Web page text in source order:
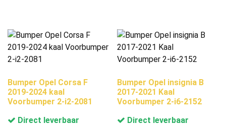
Bumper Opel Corsa F
2019-2024 kaal
Voorbumper 2-i2-2081
Direct leverbaar
Bumper Opel insignia B
2017-2021 Kaal
Voorbumper 2-i6-2152
Direct leverbaar